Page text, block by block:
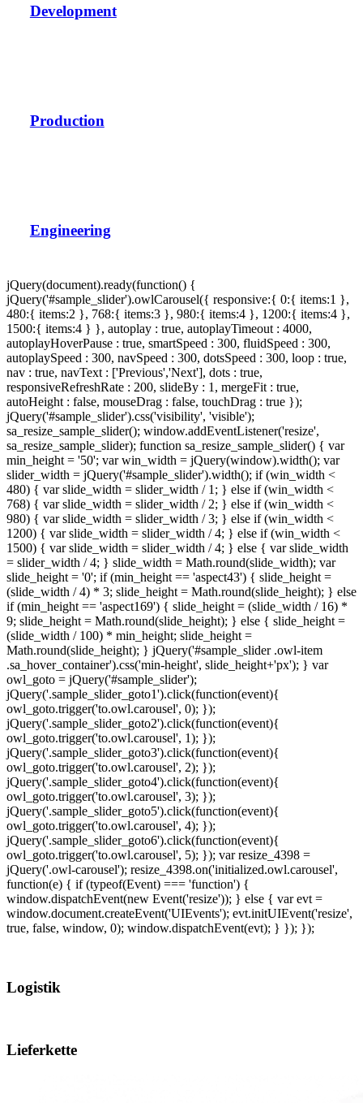
Development
Production
Engineering
jQuery(document).ready(function() {
jQuery('#sample_slider').owlCarousel({ responsive:{ 0:{ items:1 },
480:{ items:2 }, 768:{ items:3 }, 980:{ items:4 }, 1200:{ items:4 },
1500:{ items:4 } }, autoplay : true, autoplayTimeout : 4000,
autoplayHoverPause : true, smartSpeed : 300, fluidSpeed : 300,
autoplaySpeed : 300, navSpeed : 300, dotsSpeed : 300, loop : true,
nav : true, navText : ['Previous','Next'], dots : true,
responsiveRefreshRate : 200, slideBy : 1, mergeFit : true,
autoHeight : false, mouseDrag : false, touchDrag : true });
jQuery('#sample_slider').css('visibility', 'visible');
sa_resize_sample_slider(); window.addEventListener('resize',
sa_resize_sample_slider); function sa_resize_sample_slider() { var
min_height = '50'; var win_width = jQuery(window).width(); var
slider_width = jQuery('#sample_slider').width(); if (win_width <
480) { var slide_width = slider_width / 1; } else if (win_width <
768) { var slide_width = slider_width / 2; } else if (win_width <
980) { var slide_width = slider_width / 3; } else if (win_width <
1200) { var slide_width = slider_width / 4; } else if (win_width <
1500) { var slide_width = slider_width / 4; } else { var slide_width
= slider_width / 4; } slide_width = Math.round(slide_width); var
slide_height = '0'; if (min_height == 'aspect43') { slide_height =
(slide_width / 4) * 3; slide_height = Math.round(slide_height); } else
if (min_height == 'aspect169') { slide_height = (slide_width / 16) *
9; slide_height = Math.round(slide_height); } else { slide_height =
(slide_width / 100) * min_height; slide_height =
Math.round(slide_height); } jQuery('#sample_slider .owl-item
.sa_hover_container').css('min-height', slide_height+'px'); } var
owl_goto = jQuery('#sample_slider');
jQuery('.sample_slider_goto1').click(function(event){
owl_goto.trigger('to.owl.carousel', 0); });
jQuery('.sample_slider_goto2').click(function(event){
owl_goto.trigger('to.owl.carousel', 1); });
jQuery('.sample_slider_goto3').click(function(event){
owl_goto.trigger('to.owl.carousel', 2); });
jQuery('.sample_slider_goto4').click(function(event){
owl_goto.trigger('to.owl.carousel', 3); });
jQuery('.sample_slider_goto5').click(function(event){
owl_goto.trigger('to.owl.carousel', 4); });
jQuery('.sample_slider_goto6').click(function(event){
owl_goto.trigger('to.owl.carousel', 5); }); var resize_4398 =
jQuery('.owl-carousel'); resize_4398.on('initialized.owl.carousel',
function(e) { if (typeof(Event) === 'function') {
window.dispatchEvent(new Event('resize')); } else { var evt =
window.document.createEvent('UIEvents'); evt.initUIEvent('resize',
true, false, window, 0); window.dispatchEvent(evt); } }); });
Logistik
Lieferkette